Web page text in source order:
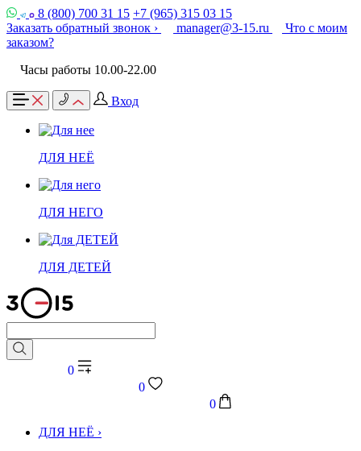
8 (800) 700 31 15 +7 (965) 315 03 15
Заказать обратный звонок ›
manager@3-15.ru
Что с моим
заказом?
Часы работы 10.00-22.00
Вход
ДЛЯ НЕЁ
ДЛЯ НЕГО
ДЛЯ ДЕТЕЙ
0
0
0
ДЛЯ НЕЁ ›